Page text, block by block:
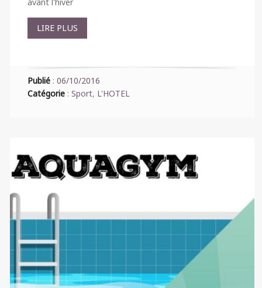
avant l'hiver
LIRE PLUS
Publié : 06/10/2016
Catégorie : Sport, L'HOTEL